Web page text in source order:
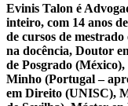
Evinis Talon é
inteiro, com 14 anos
de cursos de
na docência, Doutor
de Posgrado
Minho (Portugal –
em Direito (UNISC),